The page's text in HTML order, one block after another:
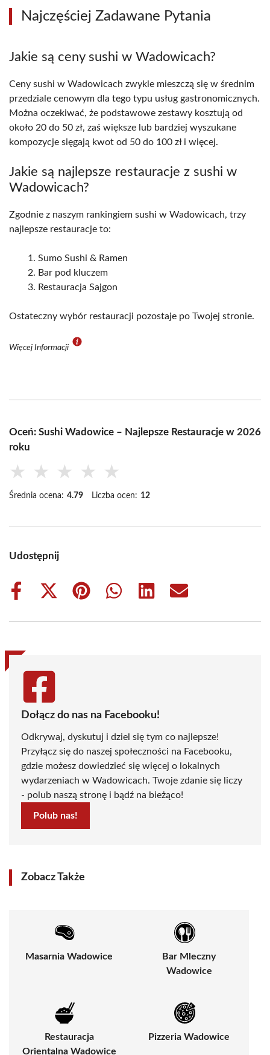
Najczęściej Zadawane Pytania
Jakie są ceny sushi w Wadowicach?
Ceny sushi w Wadowicach zwykle mieszczą się w średnim
przedziale cenowym dla tego typu usług gastronomicznych.
Można oczekiwać, że podstawowe zestawy kosztują od
około 20 do 50 zł, zaś większe lub bardziej wyszukane
kompozycje sięgają kwot od 50 do 100 zł i więcej.
Jakie są najlepsze restauracje z sushi w
Wadowicach?
Zgodnie z naszym rankingiem sushi w Wadowicach, trzy
najlepsze restauracje to:
Sumo Sushi & Ramen
Bar pod kluczem
Restauracja Sajgon
Ostateczny wybór restauracji pozostaje po Twojej stronie.
Więcej Informacji
Oceń: Sushi Wadowice – Najlepsze Restauracje w 2026
roku
★ ★ ★ ★ ★
Średnia ocena: 4.79 Liczba ocen: 12
Udostępnij
Share
Share
(Twitter)
Share
Share
Share
Share
Dołącz do nas na Facebooku!
Odkrywaj, dyskutuj i dziel się tym co najlepsze!
Przyłącz się do naszej społeczności na Facebooku,
gdzie możesz dowiedzieć się więcej o lokalnych
wydarzeniach w Wadowicach. Twoje zdanie się liczy
- polub naszą stronę i bądź na bieżąco!
Polub nas!
Zobacz Także
Masarnia Wadowice
Bar Mleczny
Wadowice
Restauracja
Orientalna Wadowice
Pizzeria Wadowice